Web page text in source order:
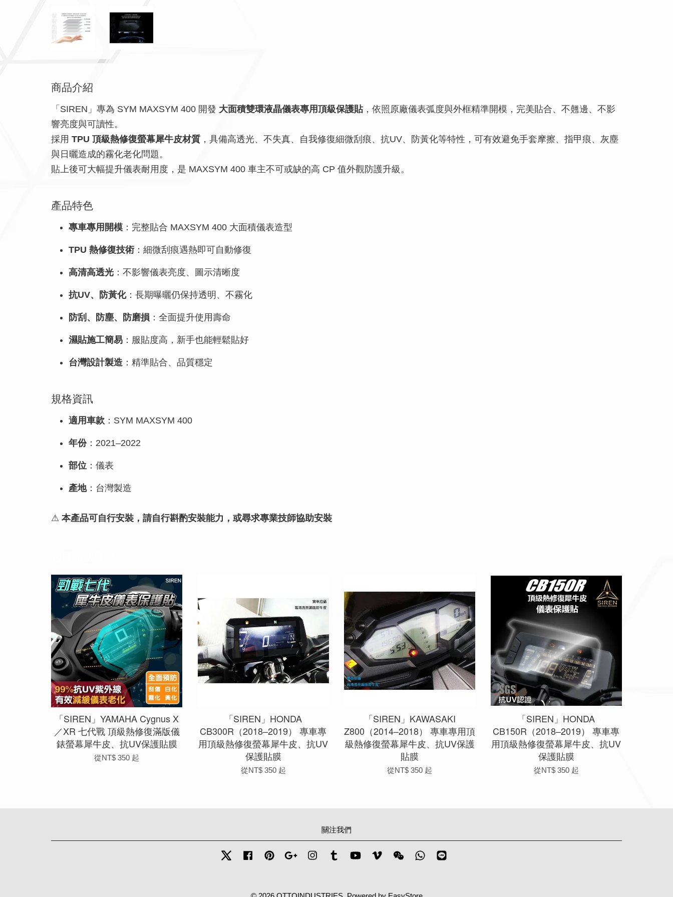
商品介紹
「SIREN」專為 SYM MAXSYM 400 開發 大面積雙環液晶儀表專用頂級保護貼，依照原廠儀表弧度與外框精準開模，完美貼合、不翹邊、不影
響亮度與可讀性。
採用 TPU 頂級熱修復螢幕犀牛皮材質 ，具備高透光、不失真、自我修復細微刮痕、抗UV、防黃化等特性，可有效避免手套摩擦、指甲痕、灰塵
與日曬造成的霧化老化問題。
貼上後可大幅提升儀表耐用度，是 MAXSYM 400 車主不可或缺的高 CP 值外觀防護升級。
產品特色
專車專用開模 ：完整貼合 MAXSYM 400 大面積儀表造型
TPU 熱修復技術：細微刮痕遇熱即可自動修復
高清高透光 ：不影響儀表亮度、圖示清晰度
抗UV、防黃化：長期曝曬仍保持透明、不霧化
防刮、防塵、防磨損 ：全面提升使用壽命
濕貼施工簡易 ：服貼度高，新手也能輕鬆貼好
台灣設計製造 ：精準貼合、品質穩定
規格資訊
適用車款 ：SYM MAXSYM 400
年份：2021–2022
部位 ：儀表
產地：台灣製造
⚠ 本產品可自行安裝，請自行斟酌安裝能力，或尋求專業技師協助安裝
「SIREN」YAMAHA Cygnus X
／XR 七代戰 頂級熱修復滿版儀
錶螢幕犀牛皮、抗UV保護貼膜
從NT$ 350 起
「SIREN」HONDA
CB300R（2018–2019） 專車專
用頂級熱修復螢幕犀牛皮、抗UV
保護貼膜
從NT$ 350 起
「SIREN」KAWASAKI
Z800（2014–2018） 專車專用頂
級熱修復螢幕犀牛皮、抗UV保護
貼膜
從NT$ 350 起
「SIREN」HONDA
CB150R（2018–2019） 專車專
用頂級熱修復螢幕犀牛皮、抗UV
保護貼膜
從NT$ 350 起
關注我們
Twitter FacebookPinterestGoogle InstagramTumblr YouTubeVimeo Wechat Whatsapp